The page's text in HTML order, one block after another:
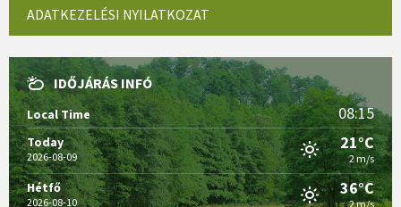
ADATKEZELÉSI NYILATKOZAT
IDŐJÁRÁS INFÓ
Local Time 08:15
Today
2026-08-09
21°C
2 m/s
Hétfő
2026-08-10
36°C
2 m/s